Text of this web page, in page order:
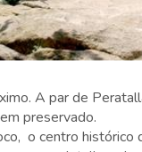
A par de
preservado.
o centro histórico